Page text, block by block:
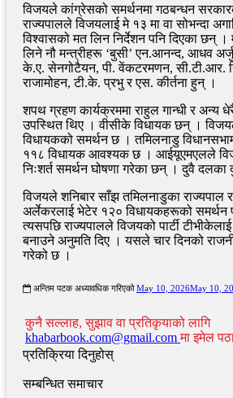
विजयले कांग्रेसको समर्थनमा गठबन्धन
राज्यपालले विजयलाई मे १३ मा वा सोभन्दा
विश्वासको मत लिन निर्देशन पनि दिएका छन्
लिने नौ मन्त्रीहरू ‘बुसी’ एन.आनन्द, आधव
के.ए. सेनगोटैयन, पी. वेंकटरमणन, सी.टी.आर.
राजामोहन, टी.के. प्रभु र एस. कीर्तना हुन् ।
शपथ ग्रहण कार्यक्रममा राहुल गान्धी र अन्य
उपस्थित थिए । वीसीके विधायक छन् ।
विधायकको समर्थन छ । तमिलनाडु
११८ विधायक आवश्यक छ । आईयूएमएलले
निःशर्त समर्थन घोषणा गरेका छन् । दुवै दलका
विजयले शनिबार साँझ तमिलनाडुका राज्यपाल
अर्लेकरलाई भेटेर १२० विधायकहरूको समर्थन
त्यसपछि राज्यपालले विजयको पार्टी
बनाउने अनुमति दिए । यसले चार दिनको
गरेको छ ।
अन्तिम पटक अध्यावधिक गरिएको May 10, 2026May 10,
कुनै सल्लाह, सुझाव वा प्रतिकृयाको लागि
khabarbook.com@gmail.comमा इमेल
प्रतिक्रिया दिनुहोस्
सम्बन्धित समाचार